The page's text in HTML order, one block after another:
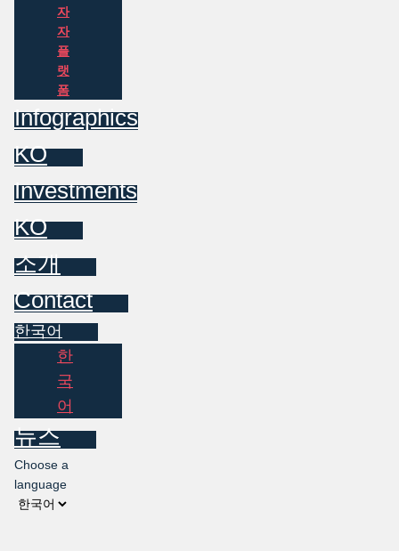
자
자
플
랫
폼
Infographics
KO
Investments
KO
소개
Contact
한국어
한
국
어
뉴스
Choose a
language